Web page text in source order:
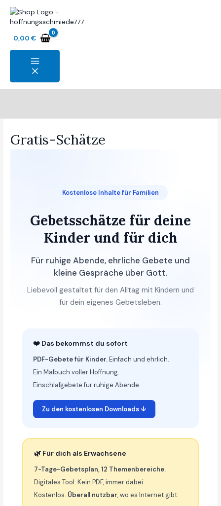
Inhalt
springen
0,00€
Gratis-Schätze
Kostenlose Inhalte für Familien
Gebetsschätze für deine
Kinder und für dich
Für ruhige Abende, ehrliche Gebete und
kleine Gespräche über Gott.
Liebevoll gestaltet für den Alltag mit Kindern und
für dein eigenes Gebetsleben.
❤️ Das bekommst du sofort
PDF-Gebete für Kinder.Einfach und ehrlich.
Ein Malbuch voller Hoffnung.
Einschlafgebete für ruhige Abende.
Zu den kostenlosen Downloads ↓
🌿 Für dich als Erwachsene
7-Tage-Gebetsplan, 12 Themenbereiche.
Digitales Tool. Kein PDF, immer dabei.
Kostenlos. Überall nutzbar, wo es Internet gibt.